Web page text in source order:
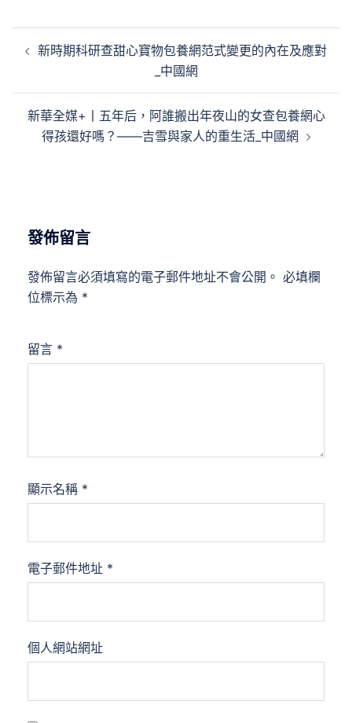
章 新時期科研查甜心寶物包養網范式變更的內在及應對
_中國網
新華全媒+丨五年后，阿誰搬出年夜山的女查包養網心
得孩還好嗎？——吉雪與家人的重生活_中國網
發佈留言
發佈留言必須填寫的電子郵件地址不會公開。 必填欄
位標示為 *
留言 *
顯示名稱 *
電子郵件地址 *
個人網站網址